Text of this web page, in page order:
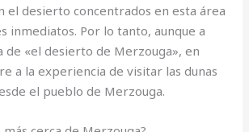
el desierto concentrados en esta área
inmediatos. Por lo tanto, aunque a
de «el desierto de Merzouga», en
a la experiencia de visitar las dunas
el pueblo de Merzouga.